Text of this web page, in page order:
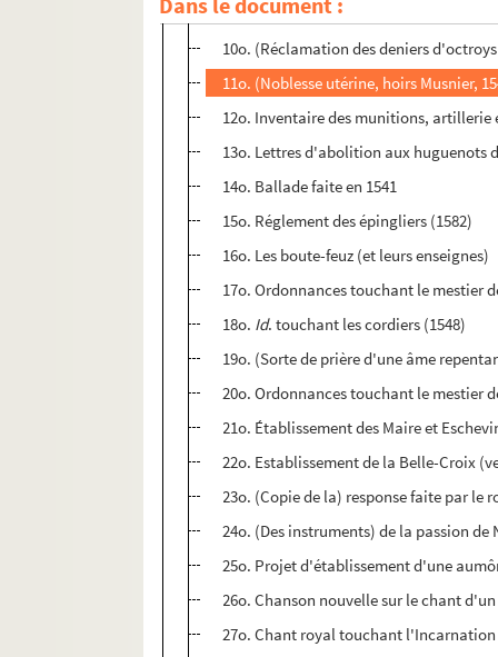
9o. (Lettr. pat. de François I
10o. (Réclamation des deniers
11o. (Noblesse utérine, hoirs Musnier,
12o. Inventaire des munitions, artillerie
13o. Lettres d'abolition aux huguenots
14o. Ballade faite en 1541
15o. Réglement des épingliers (1582)
16o. Les boute-feuz (et leurs enseignes)
17o. Ordonnances touchant le mestier
18o. Id. touchant les cordiers (1548)
19o. (Sorte de prière d'une âme
20o. Ordonnances touchant le mestier
21o. Établissement des Maire et
22o. Establissement de la Belle-Croix
23o. (Copie de la) response faite par le
24o. (Des instruments) de la passion de
25o. Projet d'établissement d'une
26o. Chanson nouvelle sur le chant
27o. Chant royal touchant